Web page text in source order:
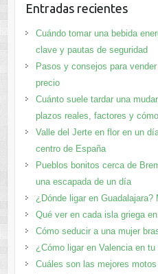
Entradas recientes
Cuándo tomar una bebida
clave y pautas de seguridad
Pasos y consejos para
precio
Cuánto suele tardar una
plazos reales, factores y
Valle del Jerte en flor en un
centro de España
Pueblos bonitos cerca de
una escapada de un día
¿Dónde ligar en
Qué ver en cada isla griega
Cómo seducir a una mujer
¿Cómo ligar en Valencia en
Cuáles son las mejores